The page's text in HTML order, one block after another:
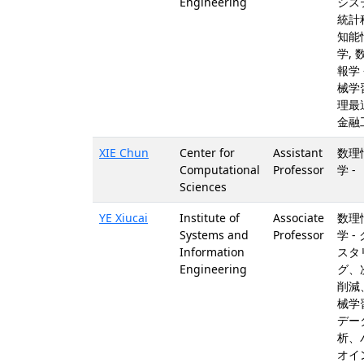
統計
知能
学,
報学
械学
理最
金融
XIE Chun
Center for
Computational
Sciences
Assistant
Professor
数理
学 -
YE Xiucai
Institute of
Systems and
Information
Engineering
Associate
Professor
数理
学 -
スタ
グ、
削減
械学
デー
析、
オイ